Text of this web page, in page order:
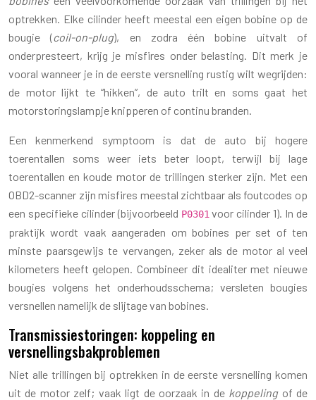
optrekken. Elke cilinder heeft meestal een eigen bobine op de
bougie (coil-on-plug), en zodra één bobine uitvalt of
onderpresteert, krijg je misfires onder belasting. Dit merk je
vooral wanneer je in de eerste versnelling rustig wilt wegrijden:
de motor lijkt te “hikken”, de auto trilt en soms gaat het
motorstoringslampje knipperen of continu branden.
Een kenmerkend symptoom is dat de auto bij hogere
toerentallen soms weer iets beter loopt, terwijl bij lage
toerentallen en koude motor de trillingen sterker zijn. Met een
OBD2-scanner zijn misfires meestal zichtbaar als foutcodes op
een specifieke cilinder (bijvoorbeeld P0301 voor cilinder 1). In de
praktijk wordt vaak aangeraden om bobines per set of ten
minste paarsgewijs te vervangen, zeker als de motor al veel
kilometers heeft gelopen. Combineer dit idealiter met nieuwe
bougies volgens het onderhoudsschema; versleten bougies
versnellen namelijk de slijtage van bobines.
Transmissiestoringen: koppeling en
versnellingsbakproblemen
Niet alle trillingen bij optrekken in de eerste versnelling komen
uit de motor zelf; vaak ligt de oorzaak in de koppelingof de